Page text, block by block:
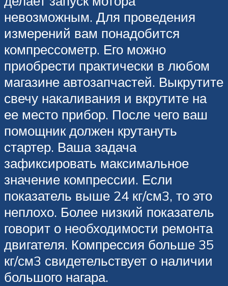
невозможным. Для проведения
измерений вам понадобится
компрессометр. Его можно
приобрести практически в любом
магазине автозапчастей. Выкрутите
свечу накаливания и вкрутите на
ее место прибор. После чего ваш
помощник должен крутануть
стартер. Ваша задача
зафиксировать максимальное
значение компрессии. Если
показатель выше 24 кг/см3, то это
неплохо. Более низкий показатель
говорит о необходимости ремонта
двигателя. Компрессия больше 35
кг/см3 свидетельствует о наличии
большого нагара.